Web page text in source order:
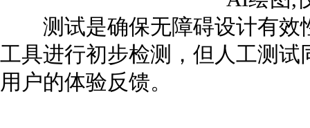
测试是确保无障碍设计有效
工具进行初步检测，但人工测
用户的体验反馈。